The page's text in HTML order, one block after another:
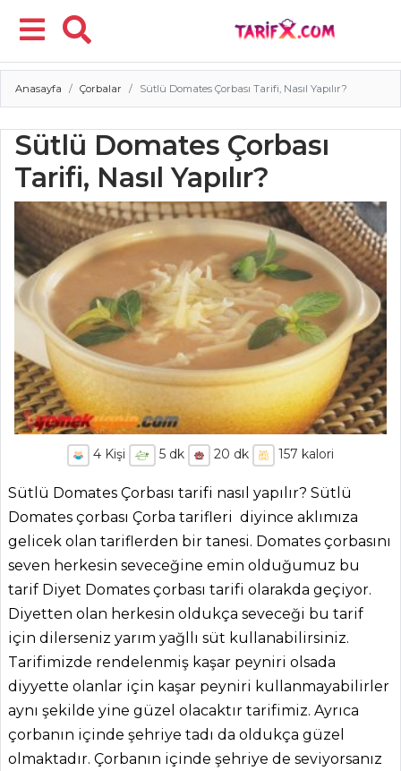
Menü
Anasayfa Çorbalar Sütlü Domates Çorbası Tarifi, Nasıl Yapılır?
Sütlü Domates Çorbası
Tarifi, Nasıl Yapılır?
4 Kişi 5dk 20 dk 157 kalori
Sütlü Domates Çorbası tarifi nasıl yapılır? Sütlü
Domates çorbası Çorba tarifleri diyince aklımıza
gelicek olan tariflerden bir tanesi. Domates çorbasını
seven herkesin seveceğine emin olduğumuz bu
tarif Diyet Domates çorbası tarifi olarakda geçiyor.
Diyetten olan herkesin oldukça seveceği bu tarif
için dilerseniz yarım yağllı süt kullanabilirsiniz.
Tarifimizde rendelenmiş kaşar peyniri olsada
diyyette olanlar için kaşar peyniri kullanmayabilirler
aynı şekilde yine güzel olacaktır tarifimiz. Ayrıca
çorbanın içinde şehriye tadı da oldukça güzel
olmaktadır. Çorbanın içinde şehriye de seviyorsanız